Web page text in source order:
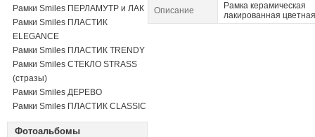
Рамки Smiles ПЕРЛАМУТР и ЛАК
Рамки Smiles ПЛАСТИК
ELEGANCE
Рамки Smiles ПЛАСТИК TRENDY
Рамки Smiles СТЕКЛО STRASS
(стразы)
Рамки Smiles ДЕРЕВО
Рамки Smiles ПЛАСТИК CLASSIC
Фотоальбомы
Описание
Рамка керамическая
лакированная цветная